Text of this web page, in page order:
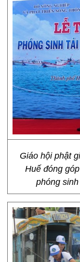
Giáo hội phật
Huế đóng
phóng